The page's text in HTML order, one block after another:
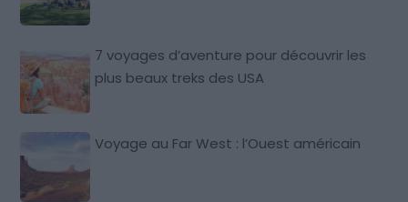
7 voyages d’aventure pour découvrir les
plus beaux treks des USA
Voyage au Far West : l’Ouest américain